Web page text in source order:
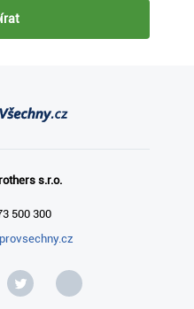
s.r.o.
500 300